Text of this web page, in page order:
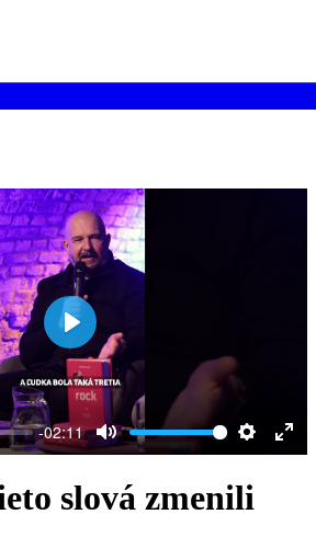
-02:11
Mute Settings
Play
slová zmenili